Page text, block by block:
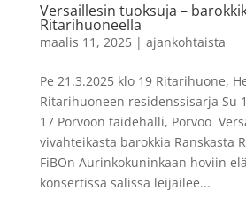
Versaillesin tuoksuja –
Ritarihuoneella
maalis 11, 2025| ajankohtaista
Pe 21.3.2025 klo 19 Ritarihuone,
Ritarihuoneen residenssisarja Su
17 Porvoon taidehalli, Porvoo
vivahteikasta barokkia Ranskasta
FiBOn Aurinkokuninkaan hoviin
konsertissa salissa leijailee...